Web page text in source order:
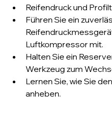
Reifendruck und
Führen Sie ein
Luftkompressor mit.
Halten Sie ein
Werkzeug zum
Lernen Sie, wie Sie
anheben.